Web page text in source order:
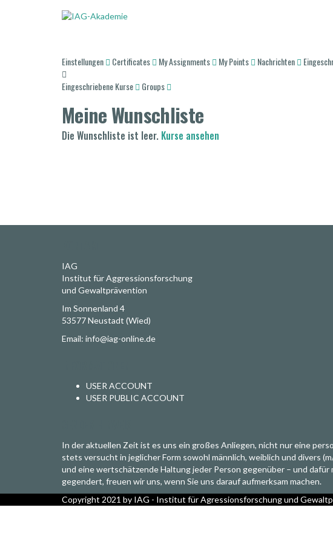
Einstellungen Certificates My Assignments My Points Nachrichten
Eingeschriebene Kurse
Groups
Meine Wunschliste
Die Wunschliste ist leer. Kurse ansehen
IAG
Institut für Aggressionsforschung
und Gewaltprävention
Im Sonnenland 4
53577 Neustadt (Wied)
Email: info@iag-online.de
USER ACCOUNT
USER PUBLIC ACCOUNT
In der aktuellen Zeit ist es uns ein großes Anliegen, nicht nur eine
stets versucht in jeglicher Form sowohl männlich, weiblich und divers
und eine wertschätzende Haltung jeder Person gegenüber – und
gegendert, freuen wir uns, wenn Sie uns darauf aufmerksam machen.
Copyright 2021 by IAG - Institut für Agressionsforschung und